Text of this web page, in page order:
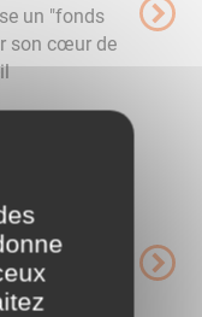
un "fonds
son cœur de
de
(OPAH-RU)
les